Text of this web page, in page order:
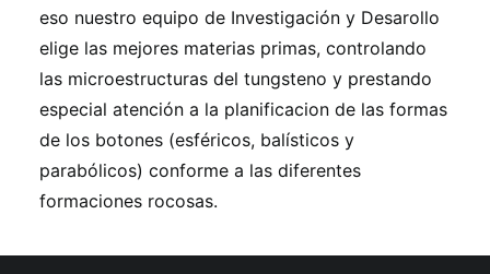
eso nuestro equipo de Investigación y Desarollo
elige las mejores materias primas, controlando
las microestructuras del tungsteno y prestando
especial atención a la planificacion de las formas
de los botones (esféricos, balísticos y
parabólicos) conforme a las diferentes
formaciones rocosas.